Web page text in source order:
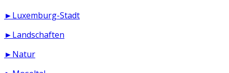
►Luxemburg-Stadt
►Landschaften
►Natur